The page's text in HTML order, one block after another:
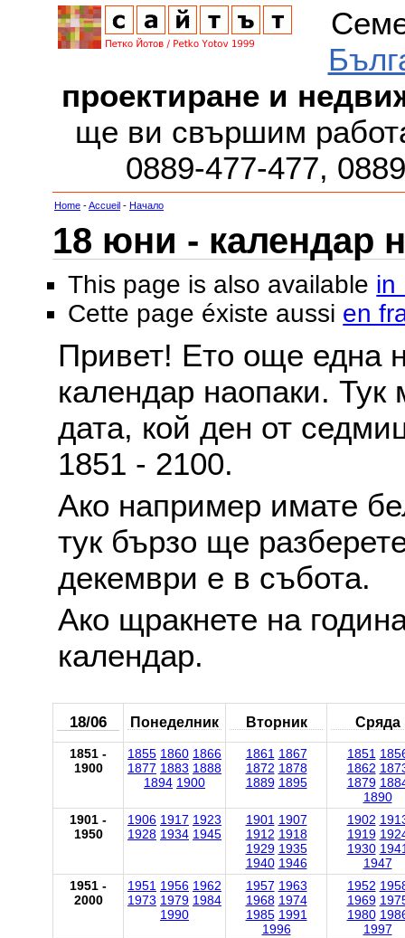
проектиране и
ще ви свършим
0889-477-477,
Home -Accueil - Начало
18 юни - календар
This page is also available in
Cette page éxiste aussi en
Привет! Ето още една
календар наопаки.
дата, кой ден от
1851 - 2100.
Ако например имате
тук бързо ще
декември е в събота.
Ако щракнете на
календар.
18/06 Понеделник Вторник Сряда
1851 -
1900
1855 1860 1866
1877 1883 1888
1894 1900
1861 1867
1872 1878
1889 1895
1851
1862
1879
1890
1901 -
1950
1906 1917 1923
1928 1934 1945
1901 1907
1912 1918
1929 1935
1940 1946
1902
1919
1930
1947
1951 -
2000
1951 1956 1962
1973 1979 1984
1990
1957 1963
1968 1974
1985 1991
1996
1952
1969
1980
1997